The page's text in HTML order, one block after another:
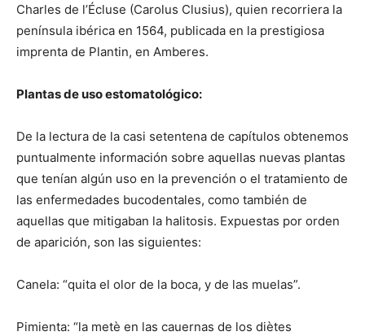
Charles de l’Écluse (Carolus Clusius), quien recorriera la
península ibérica en 1564, publicada en la prestigiosa
imprenta de Plantin, en Amberes.
Plantas de uso estomatológico:
De la lectura de la casi setentena de capítulos obtenemos
puntualmente información sobre aquellas nuevas plantas
que tenían algún uso en la prevención o el tratamiento de
las enfermedades bucodentales, como también de
aquellas que mitigaban la halitosis. Expuestas por orden
de aparición, son las siguientes:
Canela: “quita el olor de la boca, y de las muelas”.
Pimienta: “la metè en las cauernas de los diètes